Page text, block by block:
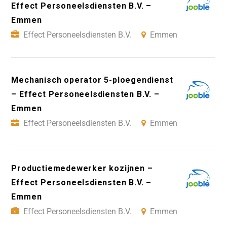
Effect Personeelsdiensten B.V. –
Emmen
Effect Personeelsdiensten B.V.
Emmen
Mechanisch operator 5-ploegendienst
– Effect Personeelsdiensten B.V. –
Emmen
Effect Personeelsdiensten B.V.
Emmen
Productiemedewerker kozijnen –
Effect Personeelsdiensten B.V. –
Emmen
Effect Personeelsdiensten B.V.
Emmen